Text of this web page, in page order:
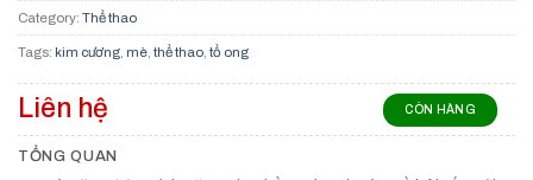
Category: Thể thao
Tags: kim cương mè thể thao tổ ong
Liên hệ CÒN HÀNG
TỔNG QUAN